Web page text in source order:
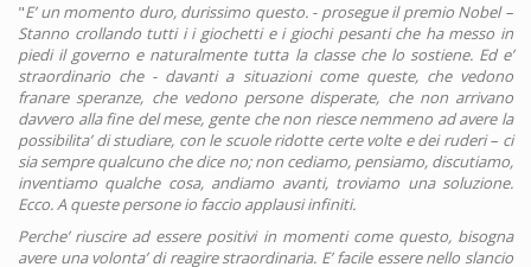
"E’ un momento duro, durissimo questo. - prosegue il premio Nobel –
Stanno crollando tutti i i giochetti e i giochi pesanti che ha messo in
piedi il governo e naturalmente tutta la classe che lo sostiene. Ed e’
straordinario che - davanti a situazioni come queste, che vedono
franare speranze, che vedono persone disperate, che non arrivano
davvero alla fine del mese, gente che non riesce nemmeno ad avere la
possibilita’ di studiare, con le scuole ridotte certe volte e dei ruderi – ci
sia sempre qualcuno che dice no; non cediamo, pensiamo, discutiamo,
inventiamo qualche cosa, andiamo avanti, troviamo una soluzione.
Ecco. A queste persone io faccio applausi infiniti.
Perche’ riuscire ad essere positivi in momenti come questo, bisogna
avere una volonta’ di reagire straordinaria. E’ facile essere nello slancio